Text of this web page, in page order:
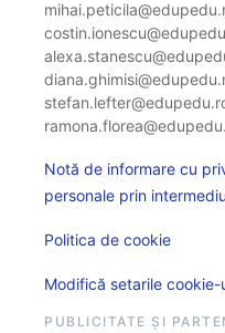
Notă de informare cu
personale prin
Politica de cookie
Modifică setarile cookie-
PUBLICITATE ȘI